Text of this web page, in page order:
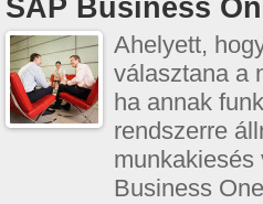
SAP Business
Ahelyett,
választana a
ha annak
rendszerre
Business